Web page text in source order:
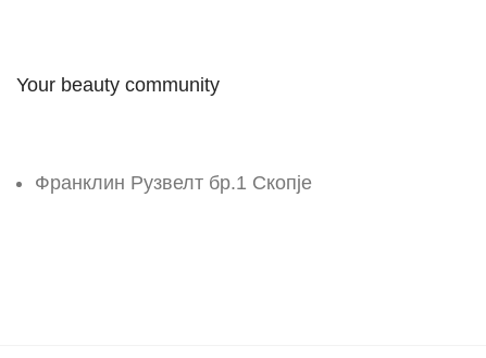
Your beauty community
Франклин Рузвелт бр.1 Скопје